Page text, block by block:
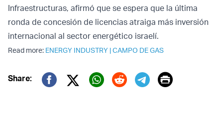
Infraestructuras, afirmó que se espera que la última
ronda de concesión de licencias atraiga más inversión
internacional al sector energético israelí.
Read more: ENERGY INDUSTRY |CAMPO DE GAS
Share:
Twitter (X)
Print